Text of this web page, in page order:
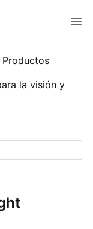
Productos
la visión y